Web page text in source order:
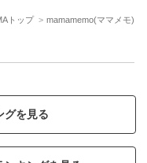
トップ mamamemo(ママメモ)
グを見る